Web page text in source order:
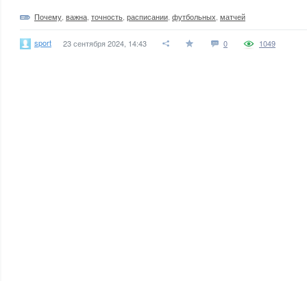
Почему важна точность расписании футбольных матчей
sport 23 сентября 2024, 14:43 0 1049